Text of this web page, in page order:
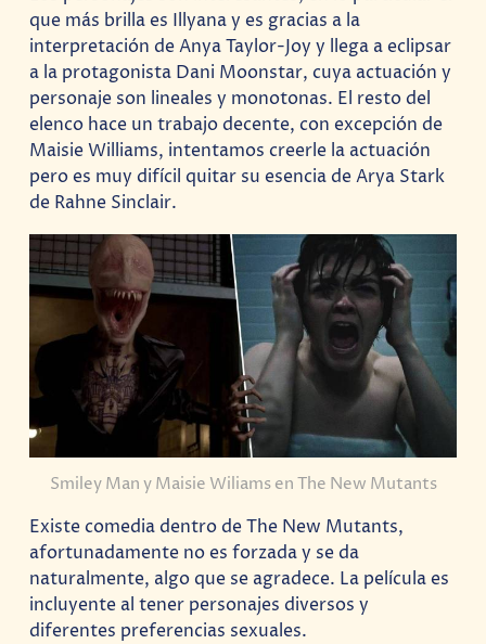
que más brilla es Illyana y es gracias a la
interpretación de Anya Taylor-Joy y llega a eclipsar
a la protagonista Dani Moonstar, cuya actuación y
personaje son lineales y monotonas. El resto del
elenco hace un trabajo decente, con excepción de
Maisie Williams, intentamos creerle la actuación
pero es muy difícil quitar su esencia de Arya Stark
de Rahne Sinclair.
Smiley Man y Maisie Wiliams en The New Mutants
Existe comedia dentro de The New Mutants,
afortunadamente no es forzada y se da
naturalmente, algo que se agradece. La película es
incluyente al tener personajes diversos y
diferentes preferencias sexuales.